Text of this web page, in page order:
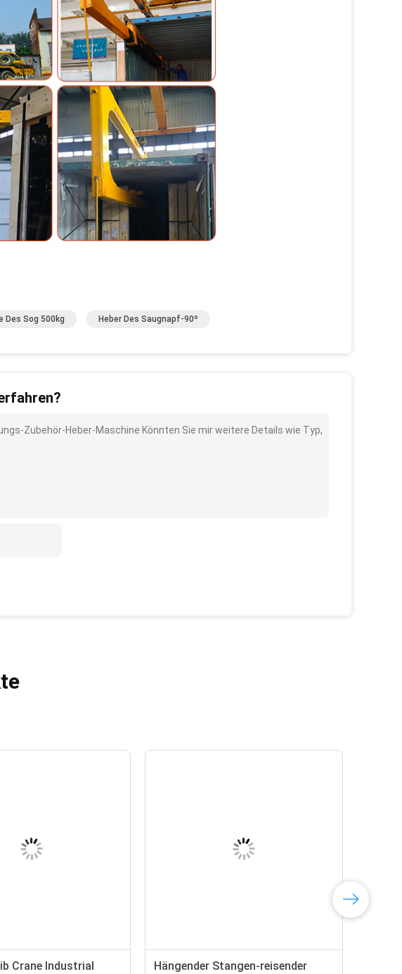
Des Sog 500kg Heber Des Saugnapf-90º
Zubehör-Heber-Maschine Könnten Sie mir weitere Details wie Typ,
Crane Industrial
Hängender Stangen-reisender